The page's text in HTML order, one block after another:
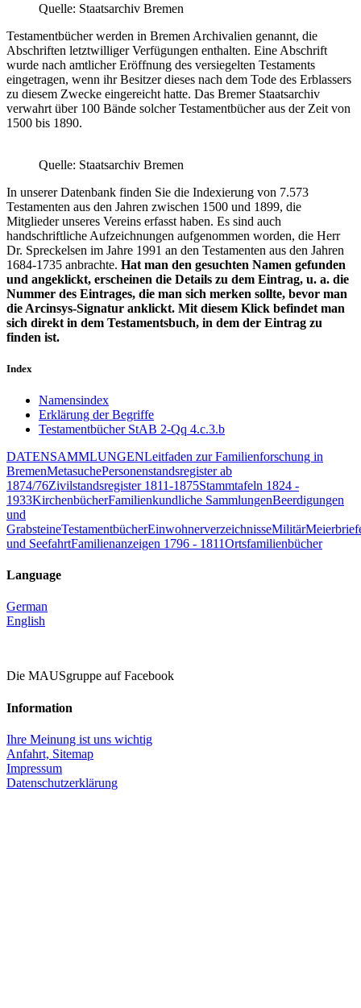
Quelle: Staatsarchiv Bremen
Testamentbücher werden in Bremen Archivalien genannt, die
Abschriften letztwilliger Verfügungen enthalten. Eine Abschrift
wurde nach amtlicher Eröffnung des versiegelten Testaments
eingetragen, wenn ihr Besitzer dieses nach dem Tode des Erblassers
zu diesem Zwecke eingereicht hatte. Das Bremer Staatsarchiv
verwahrt über 100 Bände solcher Testamentbücher aus der Zeit von
1500 bis 1890.
Quelle: Staatsarchiv Bremen
In unserer Datenbank finden Sie die Indexierung von 7.573
Testamenten aus den Jahren zwischen 1500 und 1899, die
Mitglieder unseres Vereins erfasst haben. Es sind auch
handschriftliche Aufzeichnungen aufgenommen worden, die Herr
Dr. Spreckelsen im Jahre 1991 an den Testamenten aus den Jahren
1684-1735 anbrachte. Hat man den gesuchten Namen gefunden
und angeklickt, erscheinen die Details zu dem Eintrag, u. a. die
Nummer des Eintrages, die man sich merken sollte, bevor man
die Arcinsys-Signatur anklickt. Mit diesem Klick befindet man
sich direkt in dem Testamentsbuch, in dem der Eintrag zu
finden ist.
Index
Namensindex
Erklärung der Begriffe
Testamentbücher StAB 2-Qq 4.c.3.b
DATENSAMMLUNGENLeitfaden zur Familienforschung in
BremenMetasuchePersonenstandsregister ab
1874/76Zivilstandsregister 1811-1875Stammtafeln 1824 -
1933KirchenbücherFamilienkundliche SammlungenBeerdigungen
und
GrabsteineTestamentbücherEinwohnerverzeichnisseMilitär
und SeefahrtFamilienanzeigen 1796 - 1811Ortsfamilienbücher
Language
German
English
Die MAUSgruppe auf Facebook
Information
Ihre Meinung ist uns wichtig
Anfahrt, Sitemap
Impressum
Datenschutzerklärung